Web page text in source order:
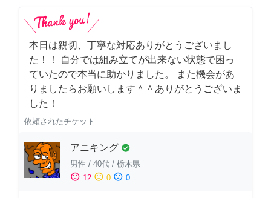
本日は親切、丁寧な対応ありがとうございまし
た！！ 自分では組み立てが出来ない状態で困っ
ていたので本当に助かりました。 また機会があ
りましたらお願いします＾＾ありがとうございま
した！
依頼されたチケット
アニキング check_circle
男性 / 40代 / 栃木県
sentiment_satisfied 12 sentiment_neutral 0 sentiment_dissatisfied 0